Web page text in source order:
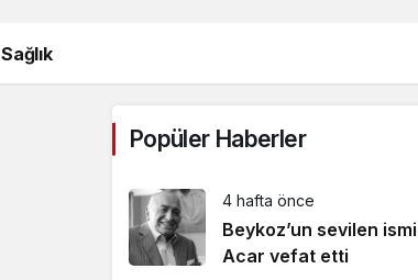
Sağlık
Popüler Haberler
4 hafta önce
Beykoz’un sevilen
Acar vefat etti